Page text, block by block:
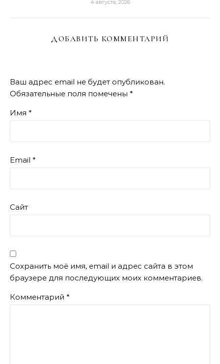
4 августа, 2026
ДОБАВИТЬ КОММЕНТАРИЙ
Ваш адрес email не будет опубликован.
Обязательные поля помечены *
Имя *
Email *
Сайт
Сохранить моё имя, email и адрес сайта в этом
браузере для последующих моих комментариев.
Комментарий *